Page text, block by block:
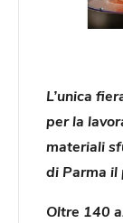
L’unica
per la
materiali
di Parma il
Oltre 140